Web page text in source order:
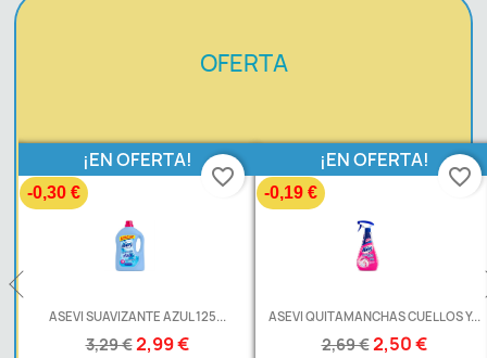
OFERTA
ASEVI SUAVIZANTE AZUL 125...
3,29 €2,99 €
¡EN OFERTA!
-0,30 €
favorite_border
ASEVI QUITAMANCHAS CUELLOS Y...
2,69 €2,50 €
¡EN OFERTA!
-0,19 €
favorite_border